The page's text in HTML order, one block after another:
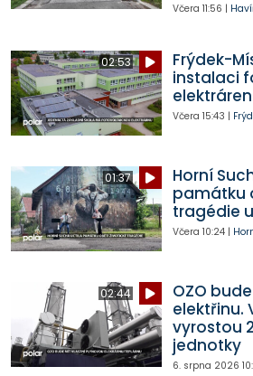
Včera 11:56 |
02:53
Frýdek-
instalaci
elektráren
Včera 15:43 |
01:37
Horní
památku
tragédie
Včera 10:24|
02:44
OZO
elektřinu.
vyrostou
jednotky
6. srpna 2026